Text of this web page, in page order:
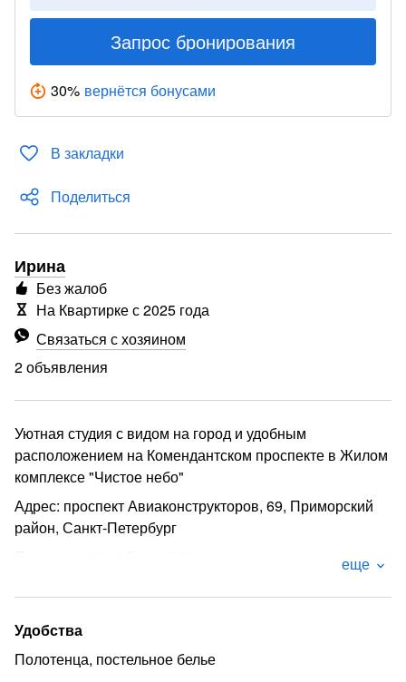
Запрос бронирования
30% вернётся бонусами
В закладки
Поделиться
Ирина
Связаться с хозяином
2 объявления
Без жалоб
На Квартирке с 2025 года
Уютная студия с видом на город и удобным
расположением на Комендантском проспекте в Жилом
комплексе "Чистое небо"
Адрес: проспект Авиаконструкторов, 69, Приморский
район, Санкт-Петербург
- Двухспальная кровать с ортопедическим матрацем,
белоснежное постельное бельё высокого качества как
еще
Удобства
Полотенца, постельное белье